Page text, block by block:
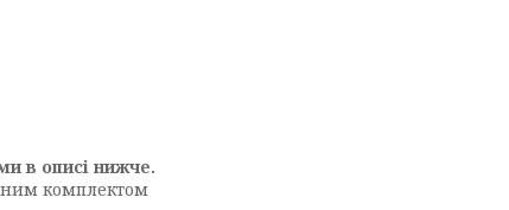
в описі нижче.
комплектом